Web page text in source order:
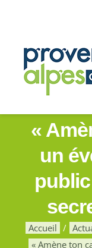
«
un
Accueil
« Amène ton